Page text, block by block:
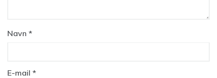
Navn *
E-mail *